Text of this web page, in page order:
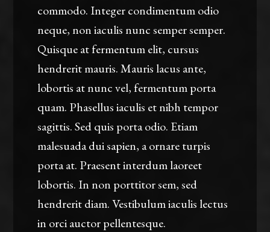
commodo. Integer condimentum odio
neque, non iaculis nunc semper semper.
Quisque at fermentum elit, cursus
hendrerit mauris. Mauris lacus ante,
lobortis at nunc vel, fermentum porta
quam. Phasellus iaculis et nibh tempor
sagittis. Sed quis porta odio. Etiam
malesuada dui sapien, a ornare turpis
porta at. Praesent interdum laoreet
lobortis. In non porttitor sem, sed
hendrerit diam. Vestibulum iaculis lectus
in orci auctor pellentesque.